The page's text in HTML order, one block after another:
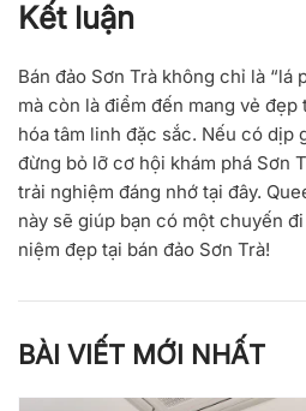
Kết luận
Bán đảo Sơn Trà không chỉ là “lá
mà còn là điểm đến mang vẻ
hóa tâm linh đặc sắc. Nếu có dịp
đừng bỏ lỡ cơ hội khám phá Sơn
trải nghiệm đáng nhớ tại đây.
này sẽ giúp bạn có một chuyến
niệm đẹp tại bán đảo Sơn Trà!
BÀI VIẾT MỚI NHẤT